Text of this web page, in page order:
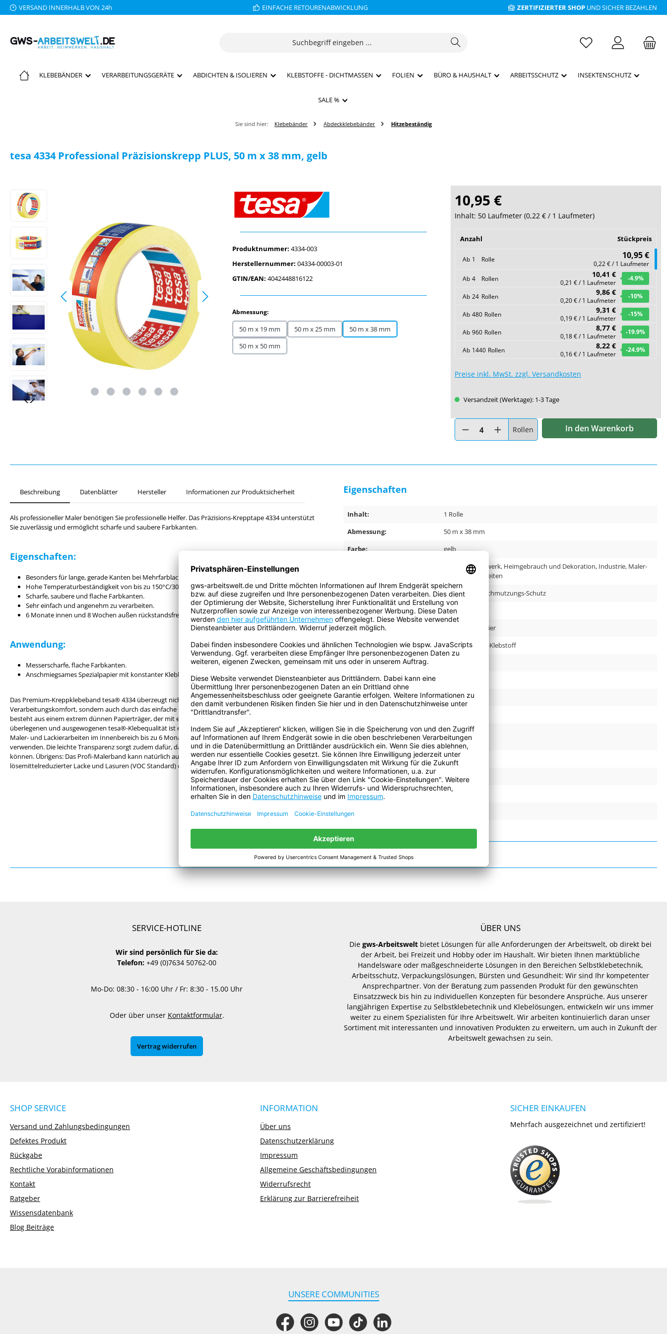
Hauptinhalt springen
Zur Suche springen
Zur Hauptnavigation springen
VERSAND INNERHALB VON 24h EINFACHE RETOURENABWICKLUNG ZERTIFIZIERTER SHOP UND SICHER BEZAHLEN
KLEBEBÄNDER VERARBEITUNGSGERÄTE ABDICHTEN & ISOLIEREN KLEBSTOFFE - DICHTMASSEN FOLIEN BÜRO & HAUSHALT ARBEITSSCHUTZ INSEKTENSCHUTZ
SALE %
Sie sind hier: Klebebänder Abdeckklebebänder Hitzebeständig
tesa 4334 Professional Präzisionskrepp PLUS, 50 m x 38 mm, gelb
Bildergalerie überspringen
Produktnummer: 4334-003
Herstellernummer: 04334-00003-01
GTIN/EAN: 4042448816122
Abmessung:auswählen
50 m x 19 mm 50 m x 25 mm
50 m x 38 mm
50 m x 50 mm
10,95 €
Inhalt: 50 Laufmeter (0,22 € / 1 Laufmeter)
Anzahl Stückpreis
Ab 1 Rolle 10,95 €
0,22 € / 1 Laufmeter
Ab 4 Rollen 10,41 €
0,21 € / 1 Laufmeter
-4.9%
Ab 24 Rollen 9,86 €
0,20 € / 1 Laufmeter
-10%
Ab 480 Rollen 9,31 €
0,19 € / 1 Laufmeter
-15%
Ab 960 Rollen 8,77 €
0,18 € / 1 Laufmeter
-19.9%
Ab 1440 Rollen 8,22 €
0,16 € / 1 Laufmeter
-24.9%
Preise inkl. MwSt. zzgl. Versandkosten
Versandzeit (Werktage): 1-3 Tage
Produkt Anzahl: Gib den gewünschten Wert ein oder benutze
Rollen In den Warenkorb
Beschreibung Datenblätter Hersteller Informationen zur Produktsicherheit
Als professioneller Maler benötigen Sie professionelle Helfer. Das Präzisions-Krepptape 4334 unterstützt
Sie zuverlässig und ermöglicht scharfe und saubere Farbkanten.
Eigenschaften:
Besonders für lange, gerade Kanten bei Mehrfarblackierungen geeignet.
Hohe Temperaturbeständigkeit von bis zu 150°C/30 Min.
Scharfe, saubere und flache Farbkanten.
Sehr einfach und angenehm zu verarbeiten.
6 Monate innen und 8 Wochen außen rückstandsfrei entfernbar.
Anwendung:
Messerscharfe, flache Farbkanten.
Anschmiegsames Spezialpapier mit konstanter Klebkraft für perfekte Resultate.
Das Premium-Kreppklebeband tesa® 4334 überzeugt nicht nur durch seinen hohen
Verarbeitungskomfort, sondern auch durch das einfache Gestalten von messerscharfen Farbkanten. Es
besteht aus einem extrem dünnen Papierträger, der mit einer Acrylat-Klebmasse ausgerüstet ist. Dank der
überlegenen und ausgewogenen tesa®-Klebequalität ist es möglich, das Malerband für hochwertige
Maler- und Lackierarbeiten im Innenbereich bis zu 6 Monate, im Außenbereich bis zu 8 Wochen zu
verwenden. Die leichte Transparenz sorgt zudem dafür, dass Sie das Kreppklebeband genau positionieren
können. Übrigens: Das Profi-Malerband kann natürlich auch mit allen Materialien der neuen Generation
lösemittelreduzierter Lacke und Lasuren (VOC Standard) eingesetzt werden.
Eigenschaften
Inhalt:
1 Rolle
Abmessung:
50 m x 38 mm
Farbe:
gelb
Bau und Handwerk, Heimgebrauch und Dekoration, Industrie, Maler-
und Lackierarbeiten
Anwendung:
Abkleben, Verschmutzungs-Schutz
Gesamtdicke:
90.0 µm
Trägermaterial:
Washi Reis-Papier
Klebemasse:
Acrylat, Acrylat-Klebstoff
Ursprungsland:
Klebkraft auf Stahl:
Reißkraft:
30.0 N/cm
ECLASS Klassifizierung
Nummer:
23330204
Temperaturbeständigkeit:
120 °C
Volumen:
0.43 cm³
Gefahrgut:
false
Batterien sind enthalten:
Enthält flüssigen Inhalt:
false
SERVICE-HOTLINE
Wir sind persönlich für Sie da:
Telefon: +49 (0)7634 50762-00
Mo-Do: 08:30 - 16:00 Uhr / Fr: 8:30 - 15.00 Uhr
Oder über unser Kontaktformular.
Vertrag widerrufen
ÜBER UNS
Die gws-Arbeitsweltbietet Lösungen für alle Anforderungen der Arbeitswelt, ob direkt bei
der Arbeit, bei Freizeit und Hobby oder im Haushalt. Wir bieten Ihnen marktübliche
Handelsware oder maßgeschneiderte Lösungen in den Bereichen Selbstklebetechnik,
Arbeitsschutz, Verpackungslösungen, Bürsten und Gesundheit: Wir sind Ihr kompetenter
Ansprechpartner. Von der Beratung zum passenden Produkt für den gewünschten
Einsatzzweck bis hin zu individuellen Konzepten für besondere Ansprüche. Aus unserer
langjährigen Expertise zu Selbstklebetechnik und Klebelösungen, entwickeln wir uns immer
weiter zu einem Spezialisten für Ihre Arbeitswelt. Wir arbeiten kontinuierlich daran unser
Sortiment mit interessanten und innovativen Produkten zu erweitern, um auch in Zukunft der
Arbeitswelt gewachsen zu sein.
SHOP SERVICE
Versand und Zahlungsbedingungen
Defektes Produkt
Rückgabe
Rechtliche Vorabinformationen
Kontakt
Ratgeber
Wissensdatenbank
Blog Beiträge
INFORMATION
Über uns
Datenschutzerklärung
Impressum
Allgemeine Geschäftsbedingungen
Widerrufsrecht
Erklärung zur Barrierefreiheit
SICHER EINKAUFEN
Mehrfach ausgezeichnet und zertifiziert!
UNSERE COMMUNITIES
FacebookInstagramYouTubeTikTok LinkedIn